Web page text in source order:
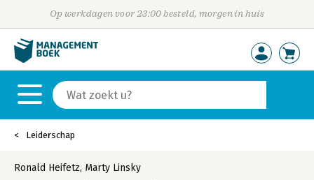
Op werkdagen voor 23:00 besteld, morgen in huis
Leiderschap
Ronald Heifetz, Marty Linsky